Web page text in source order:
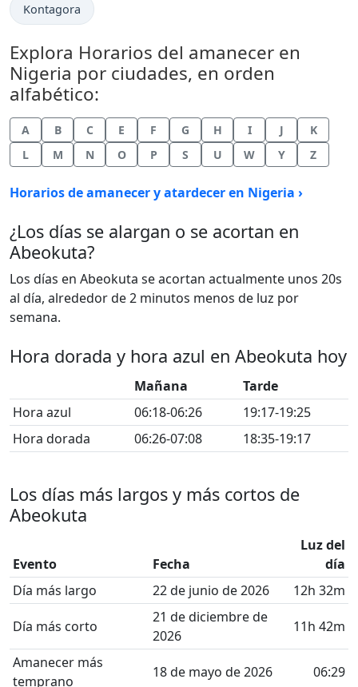
Kontagora
Explora Horarios del amanecer en
Nigeria por ciudades, en orden
alfabético:
A B C E F G H I J
K
L
M N O P S U W Y Z
Horarios de amanecer y atardecer en Nigeria ›
¿Los días se alargan o se acortan en
Abeokuta?
Los días en Abeokuta se acortan actualmente unos 20s
al día, alrededor de 2 minutos menos de luz por
semana.
Hora dorada y hora azul en Abeokuta hoy
Mañana
Tarde
Hora azul
06:18-06:26
19:17-19:25
Hora dorada
06:26-07:08 18:35-19:17
Los días más largos y más cortos de
Abeokuta
Evento Fecha
Luz del
día
Día más largo
22 de junio de 2026 12h 32m
Día más corto
21 de diciembre de
2026
11h 42m
Amanecer más
temprano
18 de mayo de 2026 06:29